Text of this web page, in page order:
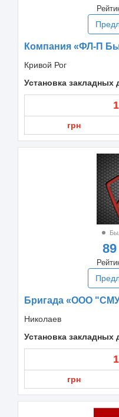
Компания «ФЛ-П
Кривой Рог
Установка закладных
грн
89
Бригада «ООО
Николаев
Установка закладных
грн